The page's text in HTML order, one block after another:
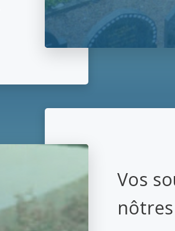
Vos
nôtres